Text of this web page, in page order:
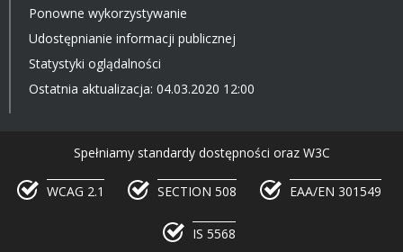
Ponowne wykorzystywanie
Udostępnianie informacji publicznej
Statystyki oglądalności
Ostatnia aktualizacja: 04.03.2020 12:00
Spełniamy standardy dostępności oraz W3C
WCAG 2.1 SECTION 508 EAA/EN 301549
IS 5568